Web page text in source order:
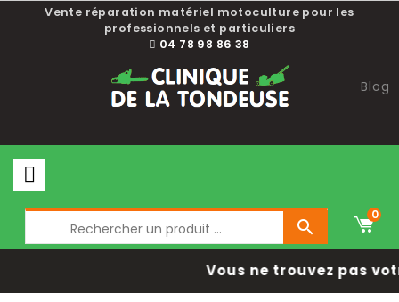
Vente réparation matériel motoculture pour les
professionnels et particuliers
04 78 98 86 38
Blog

0
Vous ne trouvez pas